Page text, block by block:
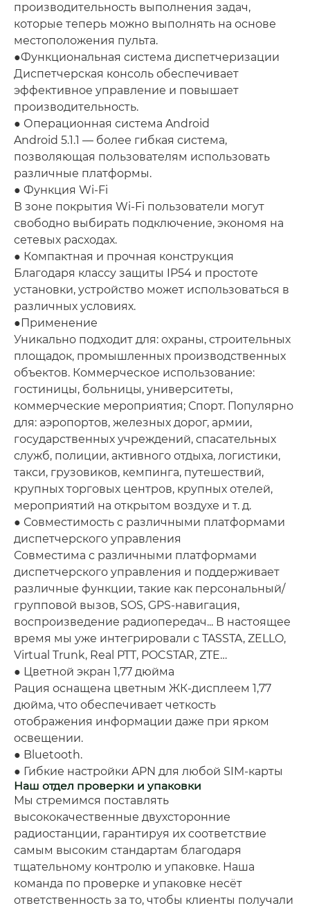
производительность выполнения задач,
которые теперь можно выполнять на основе
местоположения пульта.
●Функциональная система диспетчеризации
Диспетчерская консоль обеспечивает
эффективное управление и повышает
производительность.
● Операционная система Android
Android 5.1.1 — более гибкая система,
позволяющая пользователям использовать
различные платформы.
● Функция Wi-Fi
В зоне покрытия Wi-Fi пользователи могут
свободно выбирать подключение, экономя на
сетевых расходах.
● Компактная и прочная конструкция
Благодаря классу защиты IP54 и простоте
установки, устройство может использоваться в
различных условиях.
●Применение
Уникально подходит для: охраны, строительных
площадок, промышленных производственных
объектов. Коммерческое использование:
гостиницы, больницы, университеты,
коммерческие мероприятия; Спорт. Популярно
для: аэропортов, железных дорог, армии,
государственных учреждений, спасательных
служб, полиции, активного отдыха, логистики,
такси, грузовиков, кемпинга, путешествий,
крупных торговых центров, крупных отелей,
мероприятий на открытом воздухе и т. д.
● Совместимость с различными платформами
диспетчерского управления
Совместима с различными платформами
диспетчерского управления и поддерживает
различные функции, такие как персональный/
групповой вызов, SOS, GPS-навигация,
воспроизведение радиопередач... В настоящее
время мы уже интегрировали с TASSTA, ZELLO,
Virtual Trunk, Real PTT, POCSTAR, ZTE…
● Цветной экран 1,77 дюйма
Рация оснащена цветным ЖК-дисплеем 1,77
дюйма, что обеспечивает четкость
отображения информации даже при ярком
освещении.
● Bluetooth.
● Гибкие настройки APN для любой SIM-карты
Наш отдел проверки и упаковки
Мы стремимся поставлять
высококачественные двухсторонние
радиостанции, гарантируя их соответствие
самым высоким стандартам благодаря
тщательному контролю и упаковке. Наша
команда по проверке и упаковке несёт
ответственность за то, чтобы клиенты получали